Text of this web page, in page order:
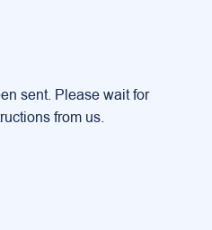
sent. Please wait for
from us.